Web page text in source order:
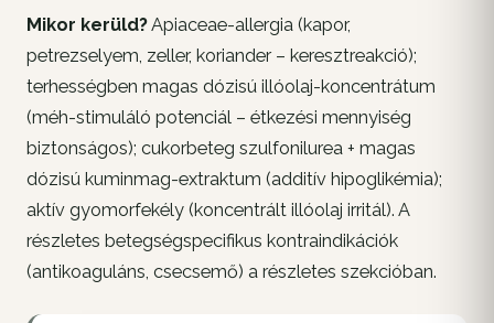
Mikor kerüld?Apiaceae-allergia (kapor,
petrezselyem, zeller, koriander – keresztreakció);
terhességben magas dózisú illóolaj-koncentrátum
(méh-stimuláló potenciál – étkezési mennyiség
biztonságos); cukorbeteg szulfonilurea + magas
dózisú kuminmag-extraktum (additív hipoglikémia);
aktív gyomorfekély (koncentrált illóolaj irritál). A
részletes betegségspecifikus kontraindikációk
(antikoaguláns, csecsemő) a részletes szekcióban.